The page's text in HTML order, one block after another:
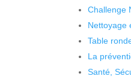
Challenge
Nettoyage
Table
La
Santé,